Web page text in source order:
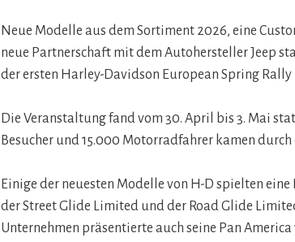
Neue Modelle aus dem Sortiment 2026, eine
neue Partnerschaft mit dem Autohersteller Jeep
der ersten Harley-Davidson European Spring
Die Veranstaltung fand vom 30. April bis 3. Mai
Besucher und 15.000 Motorradfahrer kamen durch
Einige der neuesten Modelle von H-D spielten
der Street Glide Limited und der Road Glide
Unternehmen präsentierte auch seine Pan